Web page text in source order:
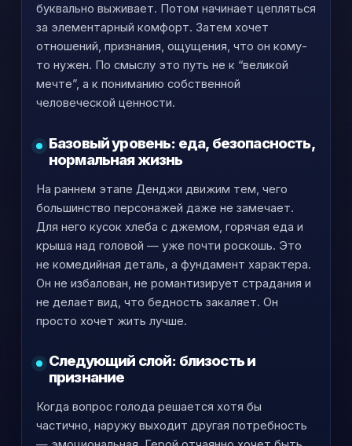
буквально выживает. Потом начинает цепляться
за элементарный комфорт. Затем хочет
отношений, признания, ощущения, что он кому-
то нужен. По смыслу это путь не к “великой
мечте”, а к пониманию собственной
человеческой ценности.
Базовый уровень: еда, безопасность,
нормальная жизнь
На раннем этапе Денджи движим тем, чего
большинство персонажей даже не замечает.
Для него кусок хлеба с джемом, горячая еда и
крыша над головой — уже почти роскошь. Это
не комедийная деталь, а фундамент характера.
Он не избалован, не романтизирует страдания и
не делает вид, что бедность закаляет. Он
просто хочет жить лучше.
Следующий слой: близость и
признание
Когда вопрос голода решается хотя бы
частично, наружу выходит другая потребность